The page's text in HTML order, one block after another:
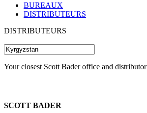
BUREAUX
DISTRIBUTEURS
DISTRIBUTEURS
Your closest Scott Bader office and distributor
SCOTT BADER